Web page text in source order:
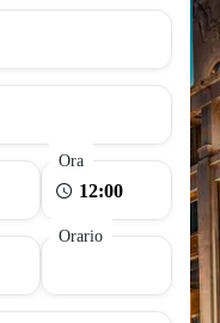
Ora
Orario